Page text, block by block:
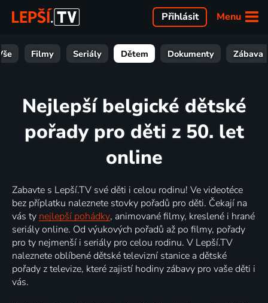
Menu
Přihlásit
Filmy Seriály Dětem Dokumenty Zábava
Nejlepší belgické dětské
pořady pro děti z 50. let
online
Zabavte s Lepší.TV své děti i celou rodinu! Ve videotéce
bez příplatku naleznete stovky pořadů pro děti. Čekají na
vás ty nejlepší pohádky, animované filmy, kreslené i hrané
seriály online. Od výukových pořadů až po filmy, pořady
pro ty nejmenší i seriály pro celou rodinu. V Lepší.TV
naleznete oblíbené dětské televizní stanice a dětské
pořady z televize, které zajistí hodiny zábavy pro vaše děti i
vás.